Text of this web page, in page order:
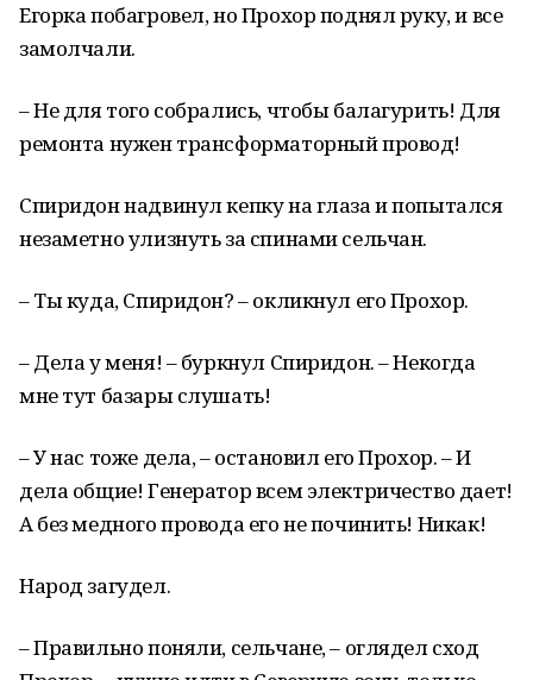
Егорка побагровел, но Прохор поднял руку, и все
замолчали.
– Не для того собрались, чтобы балагурить! Для
ремонта нужен трансформаторный провод!
Спиридон надвинул кепку на глаза и попытался
незаметно улизнуть за спинами сельчан.
– Ты куда, Спиридон? – окликнул его Прохор.
– Дела у меня! – буркнул Спиридон. – Некогда
мне тут базары слушать!
– У нас тоже дела, – остановил его Прохор. – И
дела общие! Генератор всем электричество дает!
А без медного провода его не починить! Никак!
Народ загудел.
– Правильно поняли, сельчане, – оглядел сход